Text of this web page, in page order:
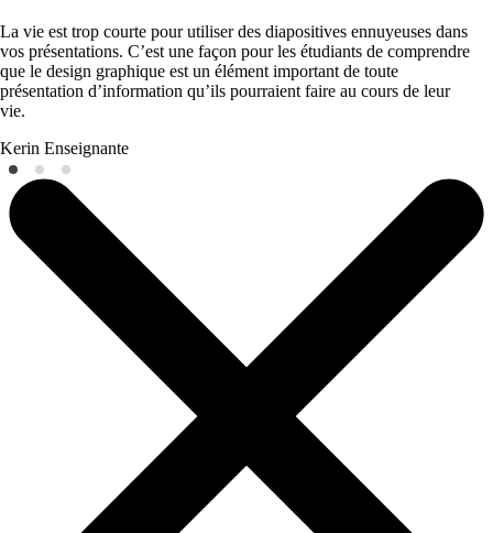
La vie est trop courte pour utiliser des diapositives ennuyeuses dans
vos présentations. C’est une façon pour les étudiants de comprendre
que le design graphique est un élément important de toute
présentation d’information qu’ils pourraient faire au cours de leur
vie.
Kerin Enseignante